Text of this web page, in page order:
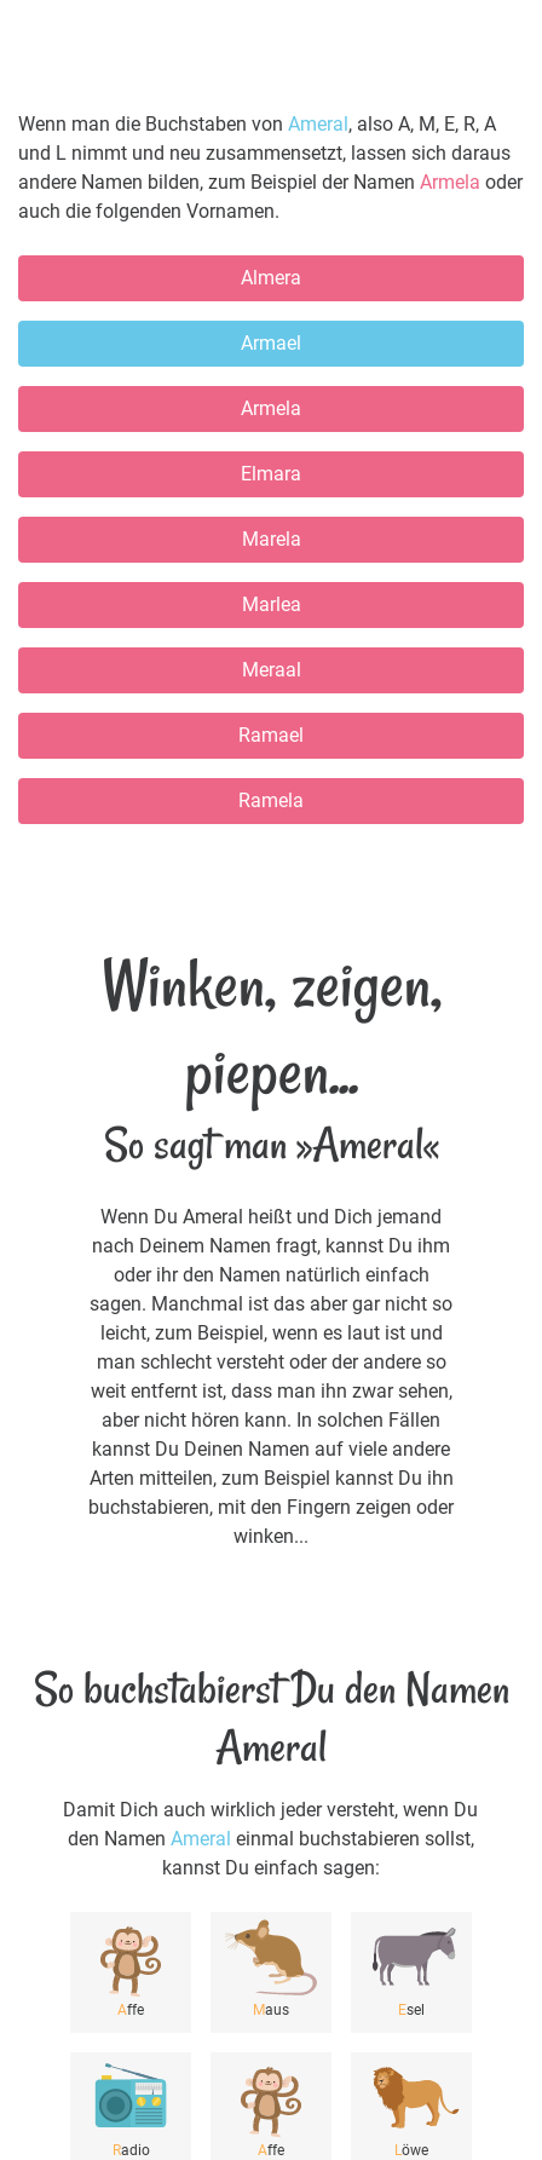
Wenn man die Buchstaben von Ameral, also A, M, E, R, A
und L nimmt und neu zusammensetzt, lassen sich daraus
andere Namen bilden, zum Beispiel der Namen Armela oder
auch die folgenden Vornamen.
Almera
Armael
Armela
Elmara
Marela
Marlea
Meraal
Ramael
Ramela
Winken, zeigen,
piepen...
So sagt man »Ameral«
Wenn Du Ameral heißt und Dich jemand
nach Deinem Namen fragt, kannst Du ihm
oder ihr den Namen natürlich einfach
sagen. Manchmal ist das aber gar nicht so
leicht, zum Beispiel, wenn es laut ist und
man schlecht versteht oder der andere so
weit entfernt ist, dass man ihn zwar sehen,
aber nicht hören kann. In solchen Fällen
kannst Du Deinen Namen auf viele andere
Arten mitteilen, zum Beispiel kannst Du ihn
buchstabieren, mit den Fingern zeigen oder
winken...
So buchstabierst Du den Namen
Ameral
Damit Dich auch wirklich jeder versteht, wenn Du
den Namen Ameral einmal buchstabieren sollst,
kannst Du einfach sagen:
Affe Maus Esel
Radio Affe Löwe